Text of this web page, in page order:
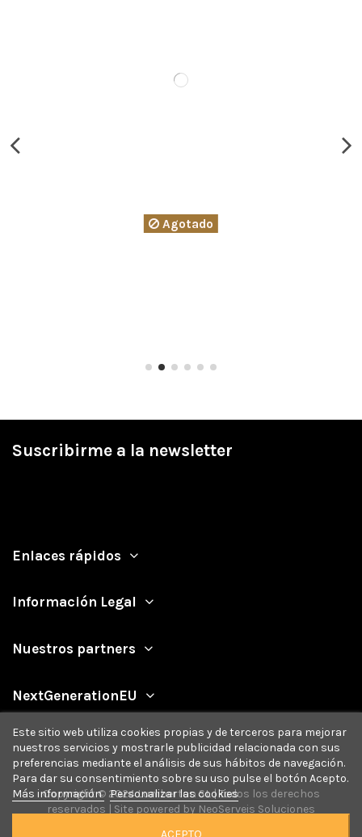
Agotado
Suscribirme a la newsletter
Enlaces rápidos
Información Legal
Nuestros partners
NextGenerationEU
Este sitio web utiliza cookies propias y de terceros para mejorar
nuestros servicios y mostrarle publicidad relacionada con sus
preferencias mediante el análisis de sus hábitos de navegación.
Para dar su consentimiento sobre su uso pulse el botón Acepto.
Más información Personalizar las cookies
ACEPTO
Copyright © 2024 Lumberton SL | Todos los derechos
reservados | Site powered by NeoServeis Soluciones